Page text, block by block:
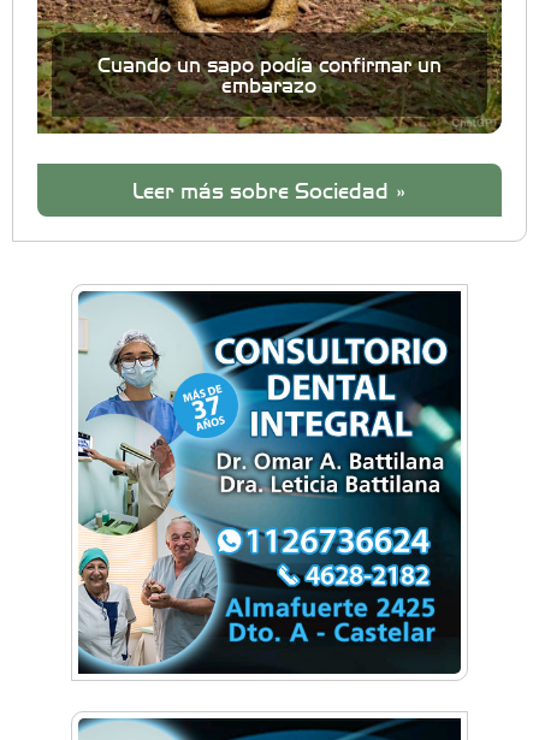
Cuando un sapo podía confirmar un
embarazo
Leer más sobre Sociedad »